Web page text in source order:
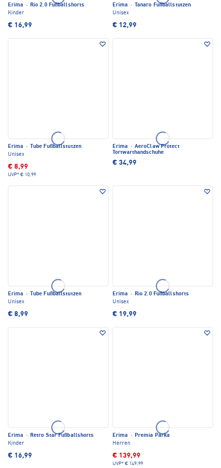
Erima · Rio 2.0 Fußballshorts
Kinder
€ 16,99
Erima ·
Tanaro Fußballstutzen
Unisex
€ 12,99
Erima ·
Tube Fußballstutzen
Unisex
€ 8,99
UVP* € 10,99
Erima · AeroClaw Protect
Tortwarthandschuhe
€ 34,99
Erima ·
Tube Fußballstutzen
Unisex
€ 8,99
Erima · Rio 2.0 Fußballshorts
Unisex
€ 19,99
Erima · Retro Star Fußballshorts
Kinder
€ 16,99
Erima · Premia Parka
Herren
€ 139,99
UVP* € 149,99